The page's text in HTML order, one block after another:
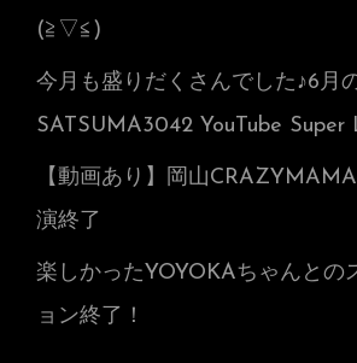
(≧▽≦)
今月も盛りだくさんでした♪6月
SATSUMA3042 YouTube Super
【動画あり】岡山
演終了
楽しかったYOYOKAちゃんとの
ョン終了！